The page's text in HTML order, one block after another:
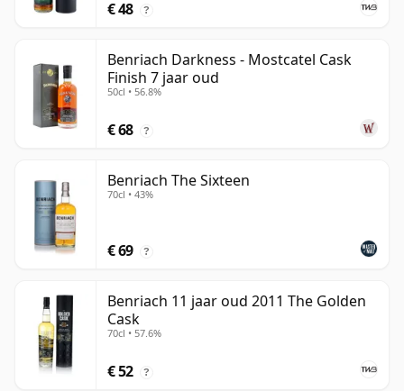
€ 48 ?
Benriach Darkness - Mostcatel Cask
Finish 7 jaar oud
50cl • 56.8%
€ 68 ?
Benriach The Sixteen
70cl • 43%
€ 69 ?
Benriach 11 jaar oud 2011 The Golden
Cask
70cl • 57.6%
€ 52 ?